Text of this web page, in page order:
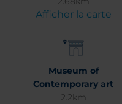
Afficher la carte
Museum of
Contemporary art
2.2km